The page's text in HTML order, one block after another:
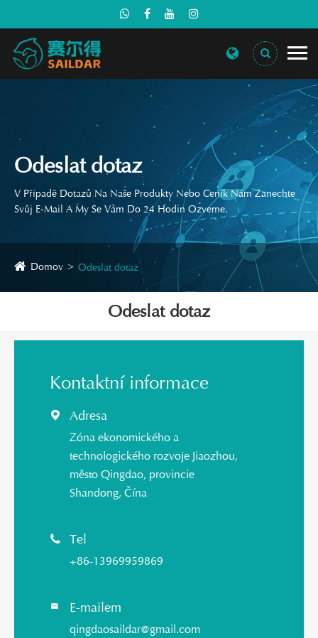
Odeslat dotaz
V Případě Dotazů Na Naše Produkty Nebo Ceník Nám Zanechte
Svůj E-Mail A My Se Vám Do 24 Hodin Ozveme.
Domov Odeslat dotaz
Odeslat dotaz
Kontaktní informace
 Adresa
Zóna ekonomického a
technologického rozvoje Jiaozhou,
město Qingdao, provincie
Shandong, Čína
 Tel
+86-13969959869
 E-mailem
qingdaosaildar@gmail.com